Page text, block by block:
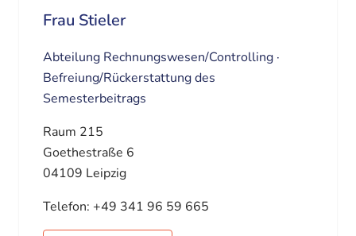
Frau Stieler
Abteilung Rechnungswesen/Controlling ·
Befreiung/Rückerstattung des
Semesterbeitrags
Raum 215
Goethestraße 6
04109 Leipzig
Telefon: +49 341 96 59 665